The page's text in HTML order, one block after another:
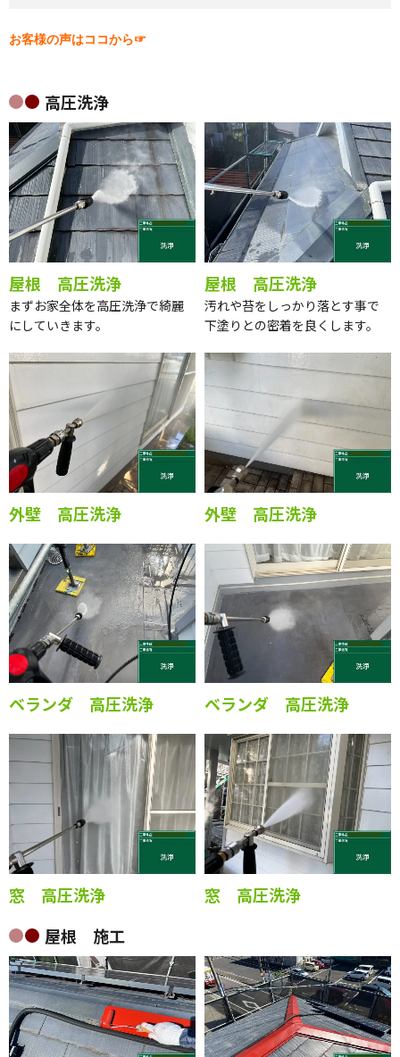
お客様の声はココから☞
高圧洗浄
屋根 高圧洗浄
まずお家全体を高圧洗浄で綺麗
にしていきます。
屋根 高圧洗浄
汚れや苔をしっかり落とす事で
下塗りとの密着を良くします。
外壁 高圧洗浄 外壁 高圧洗浄
ベランダ 高圧洗浄 ベランダ 高圧洗浄
窓 高圧洗浄
窓 高圧洗浄
屋根 施工